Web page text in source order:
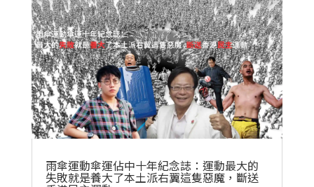
雨傘運動傘運佔中十年紀念誌：運動最大的
失敗就是養大了本土派右翼這隻惡魔，斷送